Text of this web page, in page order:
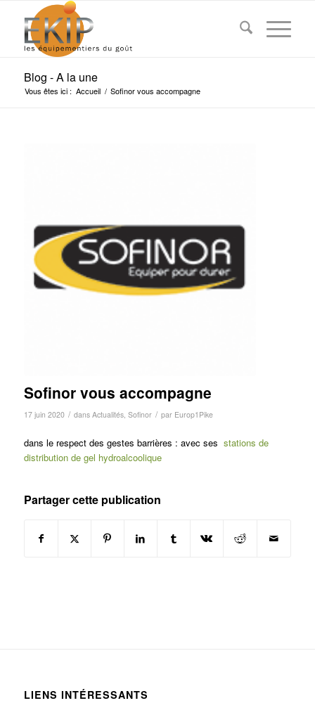
Blog - A la une
Vous êtes ici : Accueil / Sofinor vous accompagne
Sofinor vous accompagne
17 juin 2020 / dans Actualités, Sofinor / par Europ1Pike
dans le respect des gestes barrières : avec ses stations de
distribution de gel hydroalcoolique
Partager cette publication
LIENS INTÉRESSANTS